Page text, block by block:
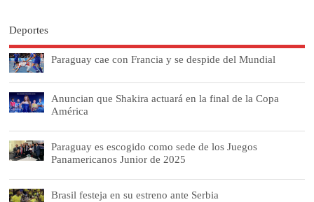
Deportes
Paraguay cae con Francia y se despide del Mundial
Anuncian que Shakira actuará en la final de la Copa
América
Paraguay es escogido como sede de los Juegos
Panamericanos Junior de 2025
Brasil festeja en su estreno ante Serbia